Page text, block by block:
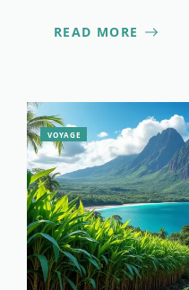
READ MORE
VOYAGE